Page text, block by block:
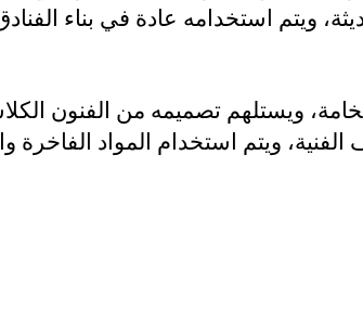
ويتم استخدامه عادة في بناء
ويستلهم تصميمه من الفنون
ويتم استخدام المواد الفاخرة